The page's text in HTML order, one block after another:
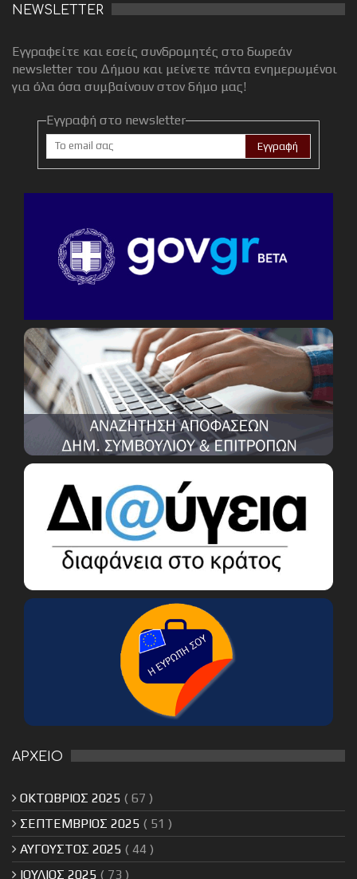
NEWSLETTER
Εγγραφείτε και εσείς συνδρομητές στο δωρεάν
newsletter του Δήμου και μείνετε πάντα ενημερωμένοι
για όλα όσα συμβαίνουν στον δήμο μας!
Εγγραφή στο newsletter
ΑΡΧΕΙΟ
ΟΚΤΩΒΡΙΟΣ 2025 ( 67 )
ΣΕΠΤΕΜΒΡΙΟΣ 2025 ( 51 )
ΑΥΓΟΥΣΤΟΣ 2025 ( 44 )
ΙΟΥΛΙΟΣ 2025 ( 73 )